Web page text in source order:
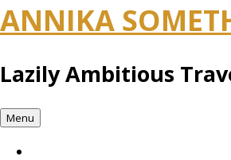
ANNIKA
Lazily Ambitious
Menu